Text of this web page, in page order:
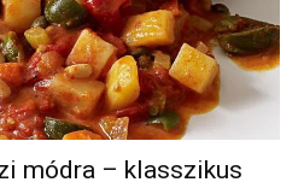
módra – klasszikus